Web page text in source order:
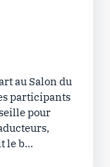
au Salon du
participants
pour
le b...